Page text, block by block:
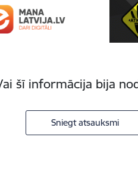
šī informācija bija
Sniegt atsauksmi